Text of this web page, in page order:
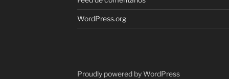
WordPress.org
Proudly powered by WordPress